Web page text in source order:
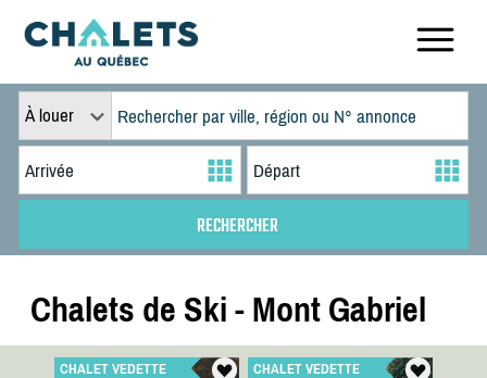
À louer
Chalets de Ski - Mont Gabriel
CHALET VEDETTE CHALET VEDETTE